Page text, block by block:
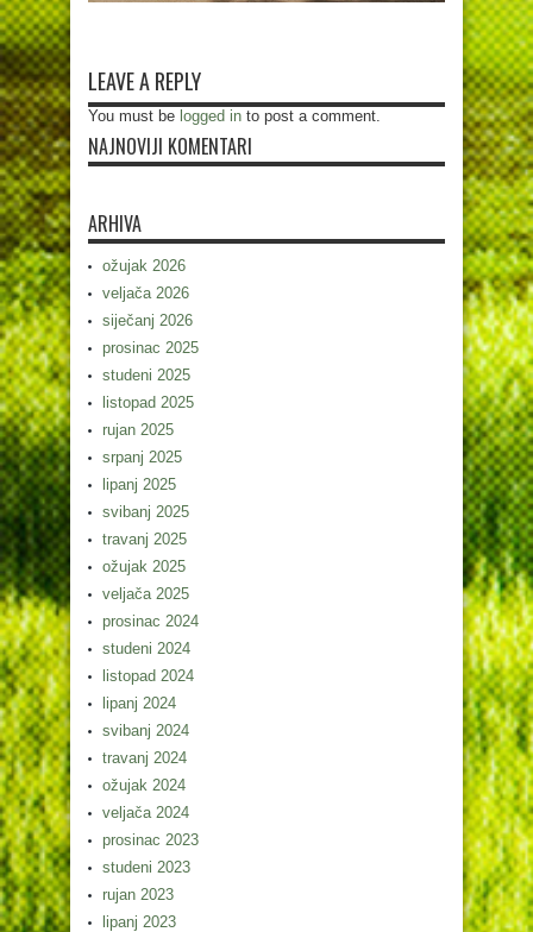
LEAVE A REPLY
You must be logged in to post a comment.
NAJNOVIJI KOMENTARI
ARHIVA
ožujak 2026
veljača 2026
siječanj 2026
prosinac 2025
studeni 2025
listopad 2025
rujan 2025
srpanj 2025
lipanj 2025
svibanj 2025
travanj 2025
ožujak 2025
veljača 2025
prosinac 2024
studeni 2024
listopad 2024
lipanj 2024
svibanj 2024
travanj 2024
ožujak 2024
veljača 2024
prosinac 2023
studeni 2023
rujan 2023
lipanj 2023